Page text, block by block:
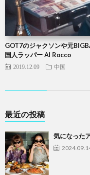
GOT7のジャクソンや元
国人ラッパー Al Rocco
2019.12.09 中国
最近の投稿
気になった